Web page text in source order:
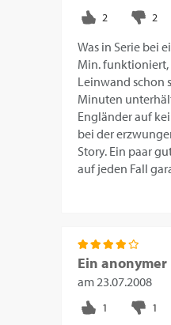
Was in Serie bei
Min. funktioniert,
Leinwand schon
Minuten
Engländer auf
bei der
Story. Ein paar
auf jeden Fall
Ein anonymer
am23.07.2008